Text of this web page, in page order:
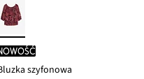
szyfonowa